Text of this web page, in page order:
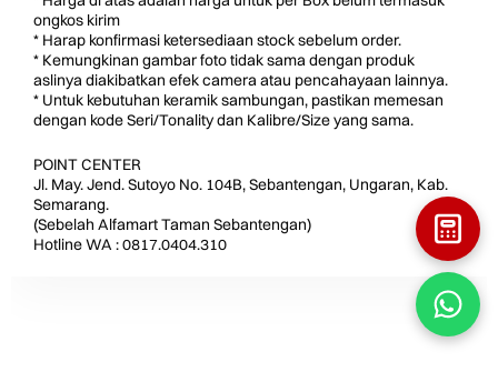
ongkos kirim
* Harap konfirmasi ketersediaan stock sebelum order.
* Kemungkinan gambar foto tidak sama dengan produk
aslinya diakibatkan efek camera atau pencahayaan lainnya.
* Untuk kebutuhan keramik sambungan, pastikan memesan
dengan kode Seri/Tonality dan Kalibre/Size yang sama.
POINT CENTER
Jl. May. Jend. Sutoyo No. 104B, Sebantengan, Ungaran, Kab.
Semarang.
(Sebelah Alfamart Taman Sebantengan)
Hotline WA : 0817.0404.310